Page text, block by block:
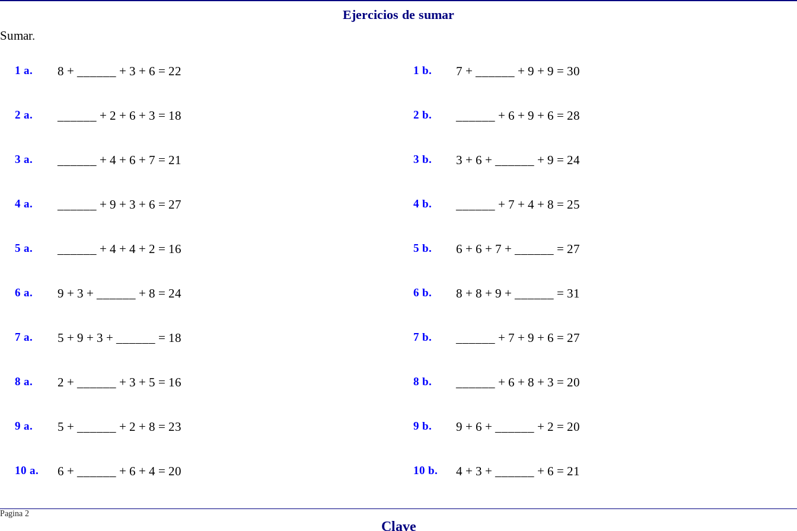
Ejercicios de sumar
Sumar.
1 a. 8 + ______ + 3 + 6 = 22 1 b. 7 + ______ + 9 + 9 = 30
2 a. ______ + 2 + 6 + 3 = 18 2 b. ______ + 6 + 9 + 6 = 28
3 a. ______ + 4 + 6 + 7 = 21 3 b. 3 + 6 + ______ + 9 = 24
4 a. ______ + 9 + 3 + 6 = 27 4 b. ______ + 7 + 4 + 8 = 25
5 a. ______ + 4 + 4 + 2 = 16 5 b. 6 + 6 + 7 + ______ = 27
6 a. 9 + 3 + ______ + 8 = 24 6 b. 8 + 8 + 9 + ______ = 31
7 a. 5 + 9 + 3 + ______ = 18 7 b. ______ + 7 + 9 + 6 = 27
8 a. 2 + ______ + 3 + 5 = 16 8 b. ______ + 6 + 8 + 3 = 20
9 a. 5 + ______ + 2 + 8 = 23 9 b. 9 + 6 + ______ + 2 = 20
10 a. 6 + ______ + 6 + 4 = 20 10 b. 4 + 3 + ______ + 6 = 21
Pagina 2
Clave